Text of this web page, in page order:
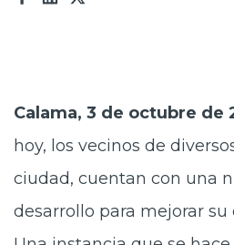
Acceso trabajadores/as
Calama, 3 de octubre de
hoy, los vecinos de
ciudad, cuentan con una
desarrollo para mejorar su